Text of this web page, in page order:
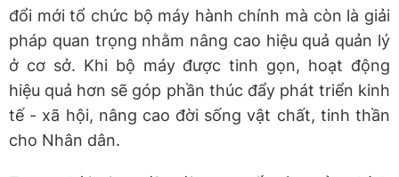
đổi mới tổ chức bộ máy hành chính mà còn là giải
pháp quan trọng nhằm nâng cao hiệu quả quản lý
ở cơ sở. Khi bộ máy được tinh gọn, hoạt động
hiệu quả hơn sẽ góp phần thúc đẩy phát triển kinh
tế - xã hội, nâng cao đời sống vật chất, tinh thần
cho Nhân dân.